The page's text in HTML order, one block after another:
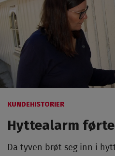
KUNDEHISTORIER
Hyttealarm
Da tyven brøt seg inn i